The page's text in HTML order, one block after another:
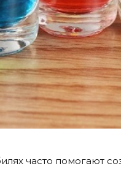
часто помогают